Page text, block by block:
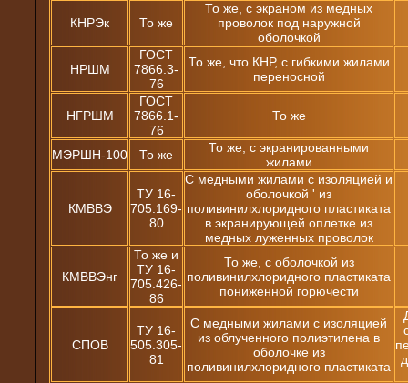
КНРЭк То же
То же, с экраном из медных
проволок под наружной
оболочкой
НРШМ
ГОСТ
7866.3-
76
То же, что КНР, с гибкими жилами
переносной
НГРШМ
ГОСТ
7866.1-
76
То же
МЭРШН-100 То же
То же, с экранированными
жилами
КМВВЭ
ТУ 16-
705.169-
80
С медными жилами с изоляцией и
оболочкой ' из
поливинилхлоридного пластиката
в экранирующей оплетке из
медных луженных проволок
КМВВЭнг
То же и
ТУ 16-
705.426-
86
То же, с оболочкой из
поливинилхлоридного пластиката
пониженной горючести
СПОВ
ТУ 16-
505.305-
81
С медными жилами с изоляцией
из облученного полиэтилена в
оболочке из
поливинилхлоридного пластиката